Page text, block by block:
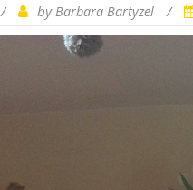
/ byBarbara Bartyzel /